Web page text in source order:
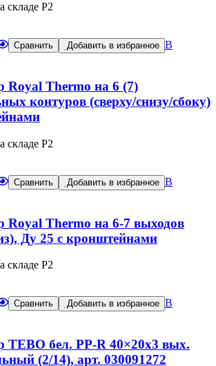
складе Р2
Сравнить Добавить в избранное В
Royal Thermo на 6 (7)
контуров (сверху/снизу/сбоку)
складе Р2
Сравнить Добавить в избранное В
Royal Thermo на 6-7 выходов
Ду 25 с кронштейнами
складе Р2
Сравнить Добавить в избранное В
TEBO бел. PP-R 40×20х3 вых.
(2/14), арт. 030091272